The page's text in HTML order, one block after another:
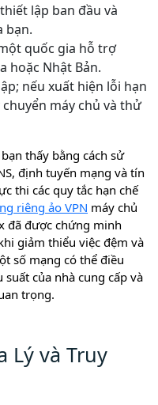
lập ban đầu và
bạn.
quốc gia hỗ trợ
hoặc Nhật Bản.
nếu xuất hiện lỗi hạn
chuyển máy chủ và thử
thấy bằng cách sử
định tuyến mạng và tín
thi các quy tắc hạn chế
riêng ảo VPN máy chủ
đã được chứng minh
giảm thiểu việc đệm và
số mạng có thể điều
của nhà cung cấp và
trọng.
Lý và Truy